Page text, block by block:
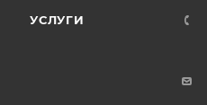
УСЛУГИ